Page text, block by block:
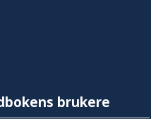
brukere